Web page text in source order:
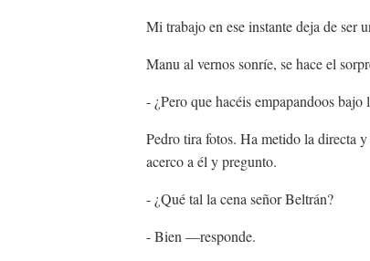
Mi trabajo en ese instante deja de ser
Manu al vernos sonríe, se hace el
- ¿Pero que hacéis empapandoos bajo
Pedro tira fotos. Ha metido la directa
acerco a él y pregunto.
- ¿Qué tal la cena señor Beltrán?
- Bien —responde.